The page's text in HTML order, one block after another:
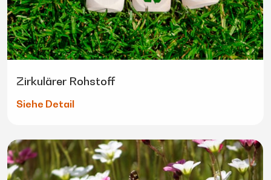
Zirkulärer Rohstoff
Siehe Detail